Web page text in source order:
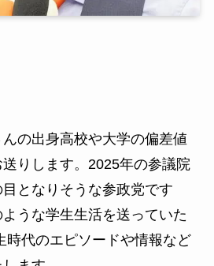
の出身高校や大学の偏差値
りします。2025年の参議院
となりそうな参政党です
うな学生生活を送っていた
時代のエピソードや情報など